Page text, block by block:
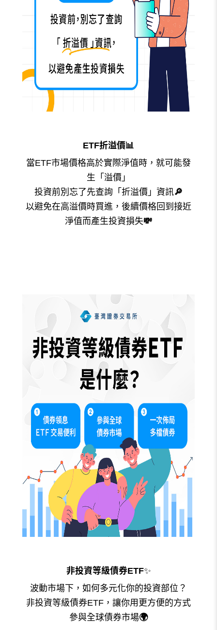
ETF折溢價📊
當ETF市場價格高於實際淨值時，就可能發
生「溢價」
投資前別忘了先查詢「折溢價」資訊🔎
以避免在高溢價時買進，後續價格回到接近
淨值而產生投資損失💸
非投資等級債券ETF✨
波動市場下，如何多元化你的投資部位？
非投資等級債券ETF，讓你用更方便的方式
參與全球債券市場🌍